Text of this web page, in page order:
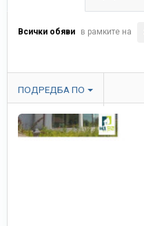
Всички обяви в рамките на
ПОДРЕДБА ПО